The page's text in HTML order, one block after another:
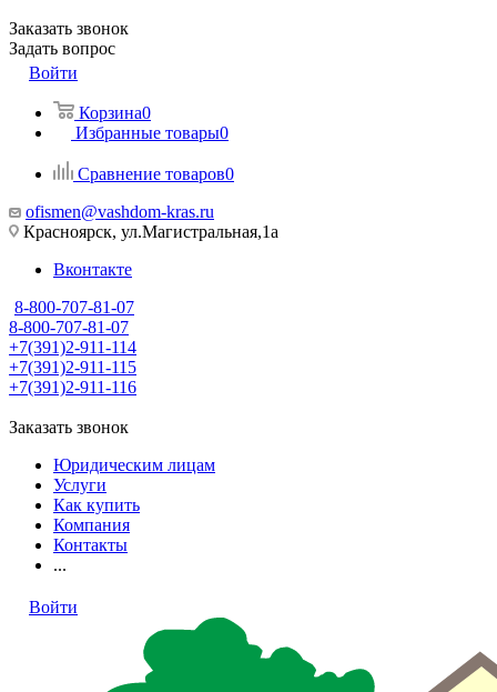
Заказать звонок
Задать вопрос
Войти
Корзина0
Избранные товары0
Сравнение товаров0
ofismen@vashdom-kras.ru
Красноярск, ул.Магистральная,1а
Вконтакте
8-800-707-81-07
8-800-707-81-07
+7(391)2-911-114
+7(391)2-911-115
+7(391)2-911-116
Заказать звонок
Юридическим лицам
Услуги
Как купить
Компания
Контакты
...
Войти